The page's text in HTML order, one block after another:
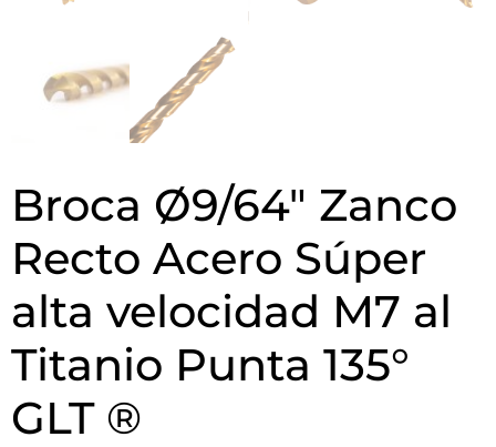
Broca Ø9/64″ Zanco
Recto Acero Súper
alta velocidad M7 al
Titanio Punta 135°
GLT ®